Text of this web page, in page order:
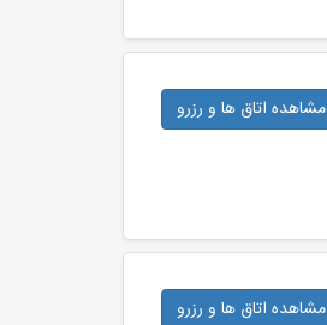
مشاهده اتاق ها و رزرو
مشاهده اتاق ها و رزرو